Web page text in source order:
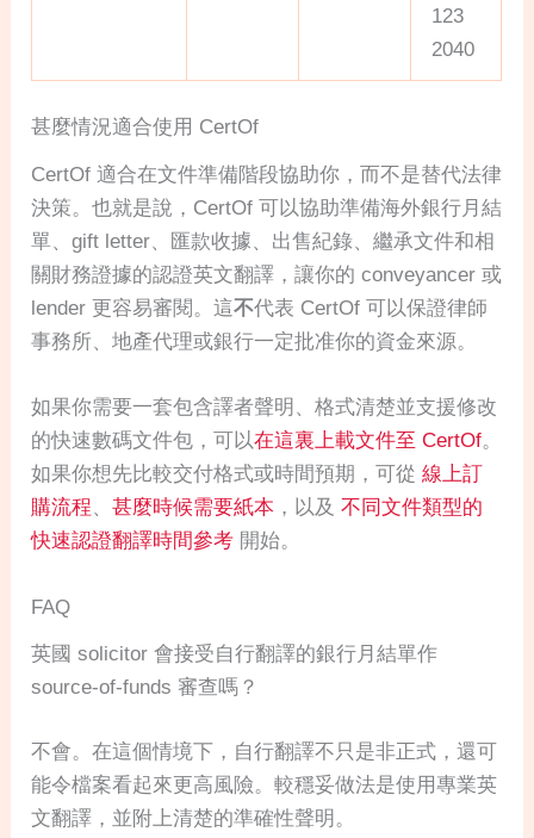
123
2040
甚麼情況適合使用 CertOf
CertOf 適合在文件準備階段協助你，而不是替代法律
決策。也就是說，CertOf 可以協助準備海外銀行月結
單、gift letter、匯款收據、出售紀錄、繼承文件和相
關財務證據的認證英文翻譯，讓你的 conveyancer 或
lender 更容易審閱。這不代表 CertOf 可以保證律師
事務所、地產代理或銀行一定批准你的資金來源。
如果你需要一套包含譯者聲明、格式清楚並支援修改
的快速數碼文件包，可以在這裏上載文件至 CertOf。
如果你想先比較交付格式或時間預期，可從線上訂
購流程、甚麼時候需要紙本 ，以及不同文件類型的
快速認證翻譯時間參考 開始。
FAQ
英國 solicitor 會接受自行翻譯的銀行月結單作
source-of-funds 審查嗎？
不會。在這個情境下，自行翻譯不只是非正式，還可
能令檔案看起來更高風險。較穩妥做法是使用專業英
文翻譯，並附上清楚的準確性聲明。